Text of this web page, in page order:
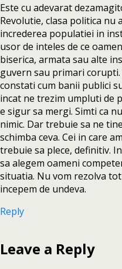
Este cu adevarat
Revolutie, clasa politica nu
increderea populatiei in
usor de inteles de ce
biserica, armata sau alte
guvern sau primari
constati cum banii publici
incat ne trezim umpluti de
e sigur sa mergi. Simti ca
nimic. Dar trebuie sa ne
schimba ceva. Cei in care
trebuie sa plece, definitiv.
sa alegem oameni
situatia. Nu vom rezolva
incepem de undeva.
Reply
Leave a Reply